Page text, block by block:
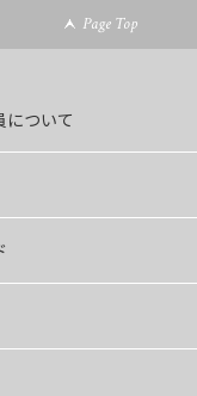
Page Top
について